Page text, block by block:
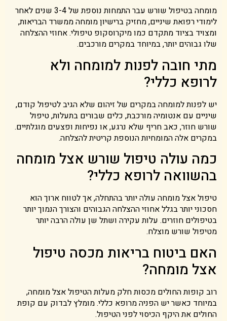
מומחה בטיפול שורש עבר התמחות נוספת של 3-4 שנים לאחר
לימודי רפואת שיניים, מחזיק ברישיון מומחה ממשרד הבריאות,
ומצויד בציוד מתקדם כמו מיקרוסקופ טיפולי. אחוזי ההצלחה
שלו גבוהים יותר, במיוחד במקרים מורכבים.
מתי חובה לפנות למומחה ולא
לרופא כללי?
יש לפנות למומחה במקרים של זיהום שלא הגיב לטיפול קודם,
שיניים עם אנטומיה מורכבת, כלים שבורים בתעלות, טיפול
שורש חוזר, כאב חריף שלא נרגע, או נפיחות ופצעים מוגלתיים.
במקרים אלה המומחיות הנוספת קריטית להצלחה.
כמה עולה טיפול שורש אצל מומחה
בהשוואה לרופא כללי?
טיפול אצל מומחה עולה יותר בהתחלה, אך לטווח ארוך הוא
חסכוני יותר בגלל אחוזי ההצלחה הגבוהים והצורך הנמוך יותר
בטיפולים חוזרים. עלות עקירה ושתל שן עולה הרבה יותר
מטיפול שורש מוצלח.
האם ביטוח בריאות מכסה טיפול
אצל מומחה?
רוב קופות החולים מכסות חלק מעלות הטיפול אצל מומחה,
במיוחד כאשר יש הפניה מרופא כללי. מומלץ לבדוק עם קופת
החולים את היקף הכיסוי לפני הטיפול.